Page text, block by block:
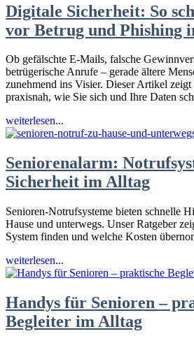
und
Einkaufen
im
sicher
meistern
Digitale Sicherheit: So
vor Betrug und Phishing
Ob gefälschte E-Mails, falsche
betrügerische Anrufe – gerade ältere
zunehmend ins Visier. Dieser Artikel
praxisnah, wie Sie sich und Ihre Daten
weiterlesen...
Sicherheit:
schützen
Sie
sich
Betrug
und
Phishing
Seniorenalarm:
Sicherheit im Alltag
Senioren-Notrufsysteme bieten schnelle
Hause und unterwegs. Unser Ratgeber
System finden und welche Kosten
weiterlesen...
Notrufsysteme
mehr
Sicherheit
im
Handys für Senioren –
Begleiter im Alltag